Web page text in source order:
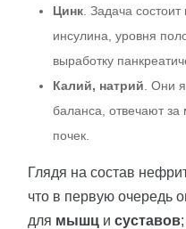
Цинк . Задача
инсулина, уровня
выработку
Калий, натрий . Они
баланса, отвечают
почек.
Глядя на состав
что в первую очередь
для мышц и суставов